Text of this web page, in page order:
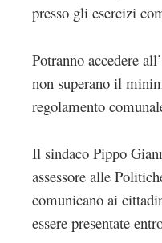
presso gli esercizi
Potranno accedere
non superano il
regolamento
Il sindaco Pippo
assessore alle
comunicano ai
essere presentate